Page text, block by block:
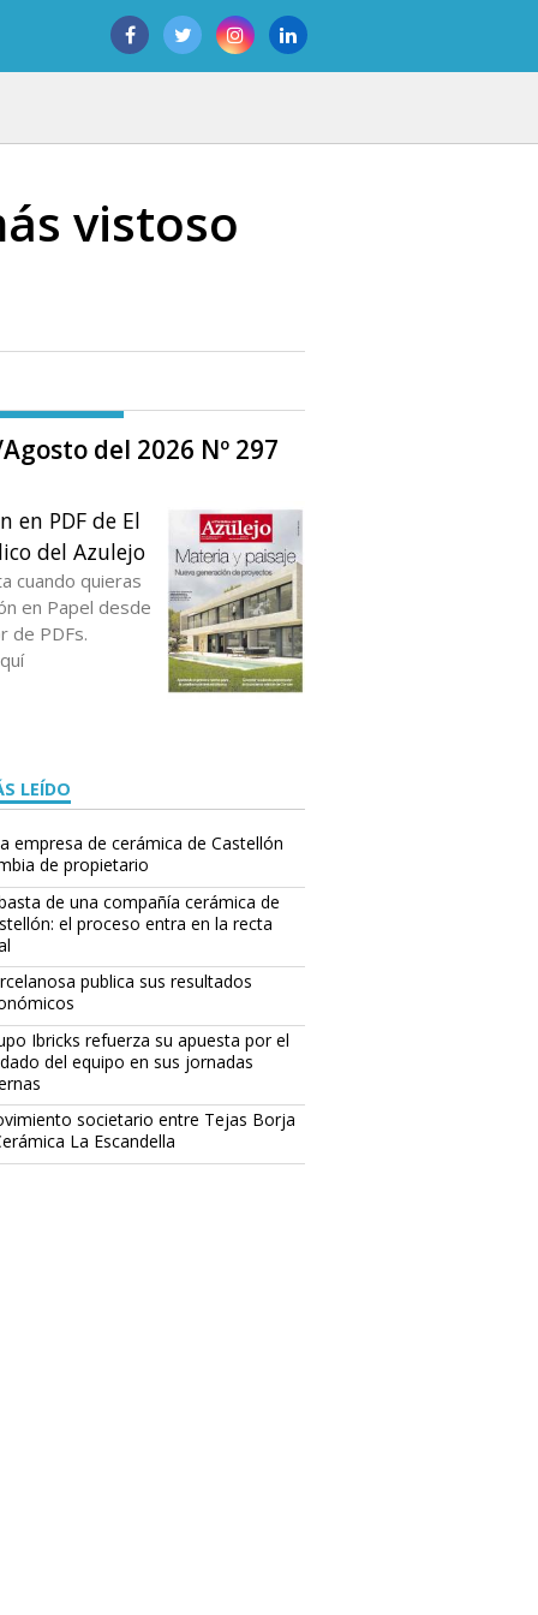
vistoso
del 2026 Nº 297
en PDF de El
del Azulejo
cuando quieras
en Papel desde
de PDFs.
LEÍDO
empresa de cerámica de Castellón
de propietario
de una compañía cerámica de
el proceso entra en la recta
publica sus resultados
Ibricks refuerza su apuesta por el
del equipo en sus jornadas
societario entre Tejas Borja
La Escandella